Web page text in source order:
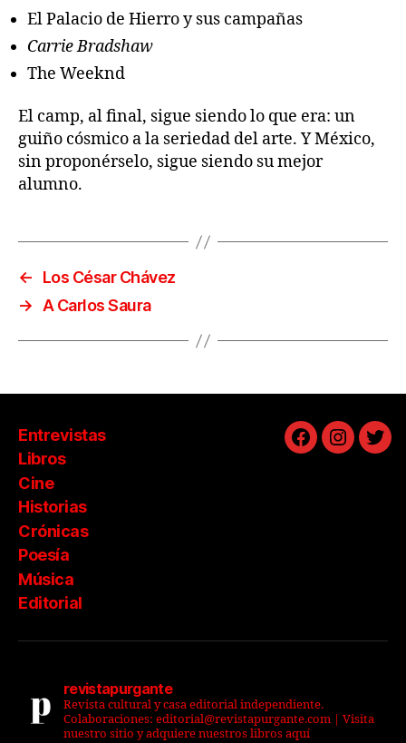
El Palacio de Hierro y sus campañas
Carrie Bradshaw
The Weeknd
El camp, al final, sigue siendo lo que era: un
guiño cósmico a la seriedad del arte. Y México,
sin proponérselo, sigue siendo su mejor
alumno.
←
Los César Chávez
→ A Carlos Saura
Entrevistas
Libros
Cine
Historias
Crónicas
Poesía
Música
Editorial
Facebook
revistapurgante
Revista cultural y casa editorial independiente.
Colaboraciones: editorial@revistapurgante.com | Visita
nuestro sitio y adquiere nuestros libros aquí